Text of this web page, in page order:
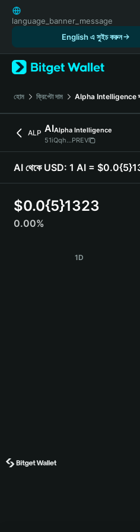
English
日本語
Русский
Español (Latinoamérica)
Türkçe
Italiano
简体中文
繁體中文
Português (Portugal)
हिन्दी
Español (Argentina)
language_banner_message
English এ সুইচ করুন
হোম ক্রিপ্টো দাম Alpha Intelligence
ALP AIAlpha Intelligence
51iQqh...PREV
AI থেকে USD: 1 AI =
$0.0{5}1323
0.00%
1D